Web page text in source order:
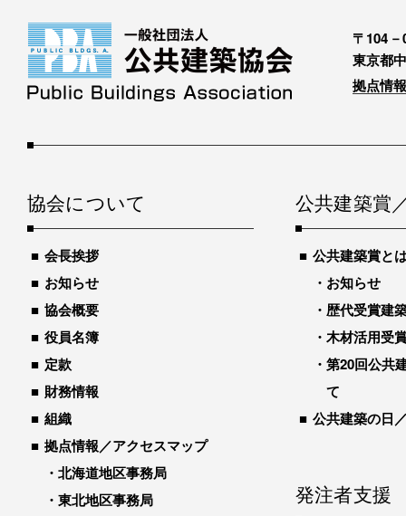
〒104－
東京都
拠点情
協会について
会長挨拶
お知らせ
協会概要
役員名簿
定款
財務情報
組織
拠点情報／アクセスマップ
北海道地区事務局
東北地区事務局
公共建築賞
公共建築賞と
お知らせ
歴代受賞建
木材活用受
第20回公共
て
公共建築の日
発注者支援